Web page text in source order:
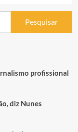
profissional
diz Nunes